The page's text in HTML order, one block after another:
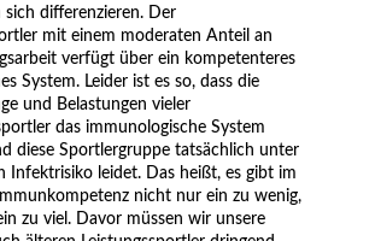
sich differenzieren. Der
mit einem moderaten Anteil an
verfügt über ein kompetenteres
System. Leider ist es so, dass die
und Belastungen vieler
das immunologische System
diese Sportlergruppe tatsächlich unter
Infektrisiko leidet. Das heißt, es gibt im
nicht nur ein zu wenig,
zu viel. Davor müssen wir unsere